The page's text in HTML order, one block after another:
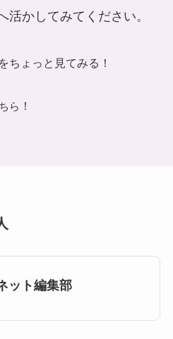
活かしてみてください。
ちょっと見てみる！
ら ！
ット編集部